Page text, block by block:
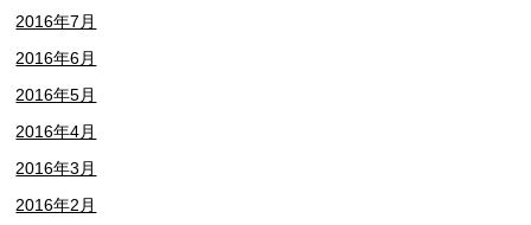
2016年7月
2016年6月
2016年5月
2016年4月
2016年3月
2016年2月